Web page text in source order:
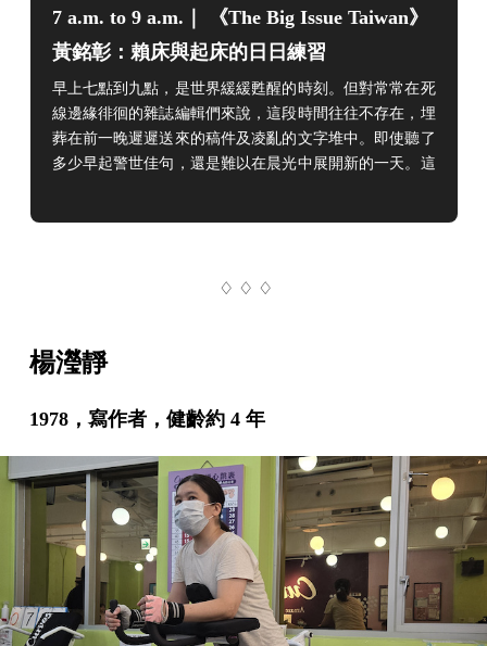
7 a.m. to 9 a.m.｜ 《The Big Issue Taiwan》
黃銘彰：賴床與起床的日日練習
早上七點到九點，是世界緩緩甦醒的時刻。但對常常在死
線邊緣徘徊的雜誌編輯們來說，這段時間往往不存在，埋
葬在前一晚遲遲送來的稿件及凌亂的文字堆中。即使聽了
多少早起警世佳句，還是難以在晨光中展開新的一天。這
的，讓這裡依然帶點台灣家居痕跡。晚上時常得趕稿的他
♢ ♢ ♢
楊瀅靜
1978，寫作者，健齡約 4 年